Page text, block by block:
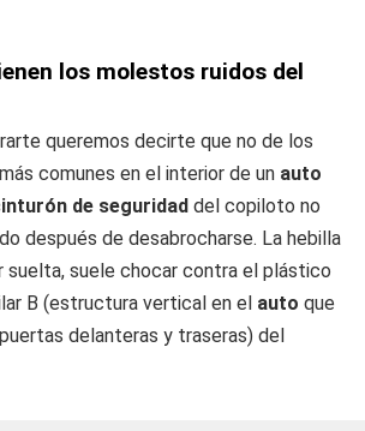
los molestos ruidos del
queremos decirte que no de los
más comunes en el interior de un auto
de seguridad del copiloto no
después de desabrocharse. La hebilla
suelta, suele chocar contra el plástico
B (estructura vertical en el auto que
delanteras y traseras) del